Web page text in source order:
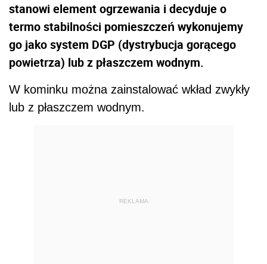
stanowi element ogrzewania i decyduje o
termo stabilności pomieszczeń wykonujemy
go jako system DGP (dystrybucja gorącego
powietrza) lub z płaszczem wodnym.
W kominku można zainstalować wkład zwykły
lub z płaszczem wodnym.
REKLAMA